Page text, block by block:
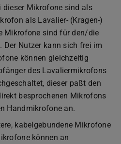
dieser Mikrofone sind als
als Lavalier- (Kragen-)
Mikrofone sind für den/die
Der Nutzer kann sich frei im
können gleichzeitig
des Lavaliermikrofons
dieser paßt den
besprochenen Mikrofons
Handmikrofone an.
kabelgebundene Mikrofone
können an